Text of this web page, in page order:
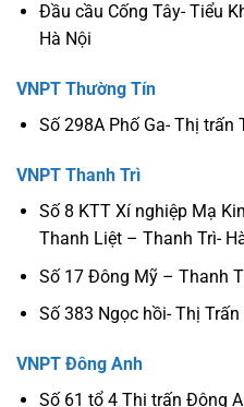
Đầu cầu Cống Tây- Tiểu
Hà Nội
VNPT Thường Tín
Số 298A Phố Ga- Thị trấn
VNPT Thanh Trì
Số 8 KTT Xí nghiệp Mạ
Thanh Liệt – Thanh Trì-
Số 17 Đông Mỹ – Thanh
Số 383 Ngọc hồi- Thị
VNPT Đông Anh
Số 61 tổ 4 Thị trấn Đông